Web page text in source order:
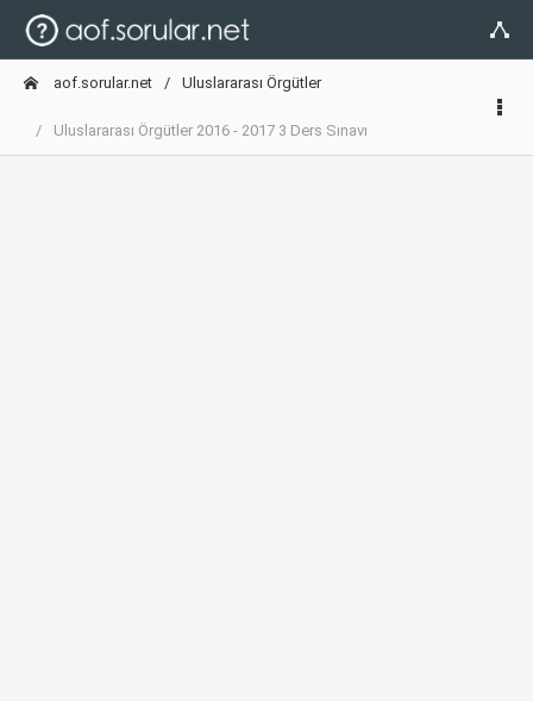
aof.sorular.net Uluslararası Örgütler
Uluslararası Örgütler 2016 - 2017 3 Ders Sınavı